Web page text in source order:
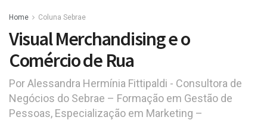
Home Coluna Sebrae
Visual Merchandising e o
Comércio de Rua
Por Alessandra Hermínia Fittipaldi - Consultora de
Negócios do Sebrae – Formação em Gestão de
Pessoas, Especialização em Marketing –